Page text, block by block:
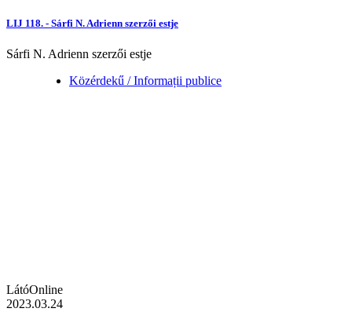
LIJ 118. - Sárfi N. Adrienn szerzői estje
Sárfi N. Adrienn szerzői estje
Közérdekű / Informații publice
LátóOnline
2023.03.24